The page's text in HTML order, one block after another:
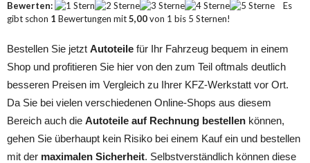
Bewerten:
Es
gibt schon 1 Bewertungen mit5,00von 1 bis 5 Sternen!
Bestellen Sie jetzt Autoteile für Ihr Fahrzeug bequem in einem
Shop und profitieren Sie hier von den zum Teil oftmals deutlich
besseren Preisen im Vergleich zu Ihrer KFZ-Werkstatt vor Ort.
Da Sie bei vielen verschiedenen Online-Shops aus diesem
Bereich auch die Autoteile auf Rechnung bestellen können,
gehen Sie überhaupt kein Risiko bei einem Kauf ein und bestellen
mit der maximalen Sicherheit. Selbstverständlich können diese